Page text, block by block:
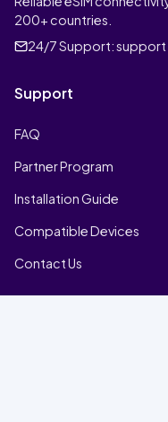
200+ countries.
24/7 Support:support
Support
FAQ
Partner Program
Installation Guide
Compatible Devices
Contact Us